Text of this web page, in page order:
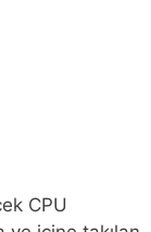
CPU